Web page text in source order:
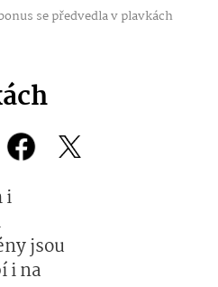
se předvedla v plavkách
i
jsou
i na